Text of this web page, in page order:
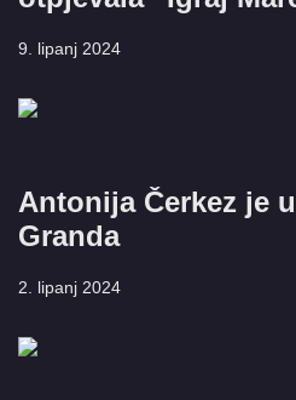
9. lipanj 2024
Antonija Čerkez je
Granda
2. lipanj 2024